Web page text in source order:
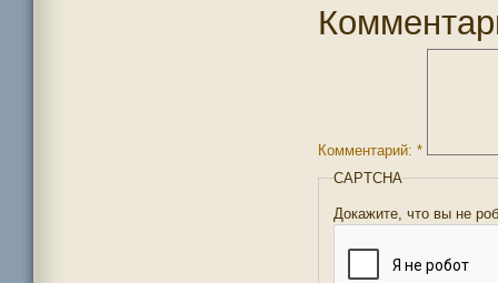
Комментарий: *
CAPTCHA
Докажите, что вы не